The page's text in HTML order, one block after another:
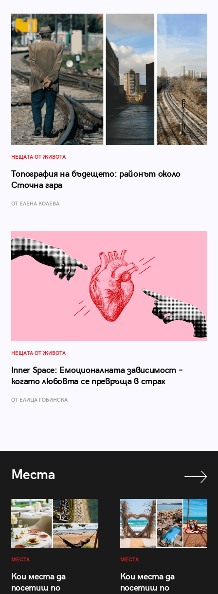
НЕЩАТА ОТ ЖИВОТА
Топография на бъдещето: районът около
Сточна гара
ОТ ЕЛЕНА КОЛЕВА
НЕЩАТА ОТ ЖИВОТА
Inner Space: Емоционалната зависимост –
когато любовта се превръща в страх
ОТ ЕЛИЦА ГОБИНСКА
Места
МЕСТА
Кои места да
посетиш по
МЕСТА
Кои места да
посетиш по